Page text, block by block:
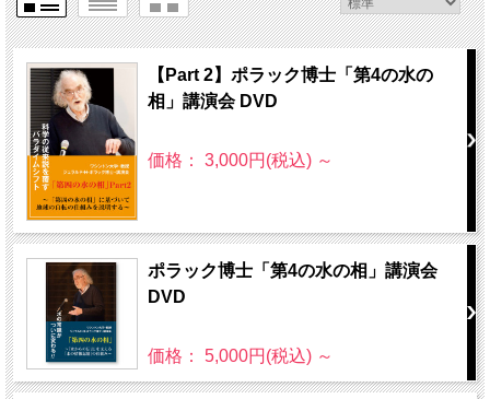
【Part 2】ポラック博士「第4の水の
相」講演会 DVD
価格： 3,000円(税込) ～
ポラック博士「第4の水の相」講演会
DVD
価格： 5,000円(税込) ～